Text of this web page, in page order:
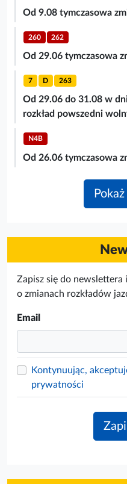
Od 9.08 tymczasowa
260 262
Od 29.06 tymczasowa
7 D 263
Od 29.06 do 31.08 w
rozkład powszedni
N4B
Od 26.06 tymczasowa
Zapisz się do
o zmianach rozkładów
Email
Kontynuując,
prywatności